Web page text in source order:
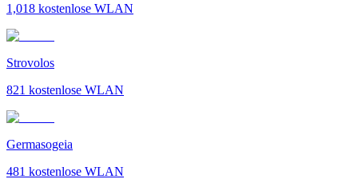
1,018 kostenlose WLAN
Strovolos
821 kostenlose WLAN
Germasogeia
481 kostenlose WLAN